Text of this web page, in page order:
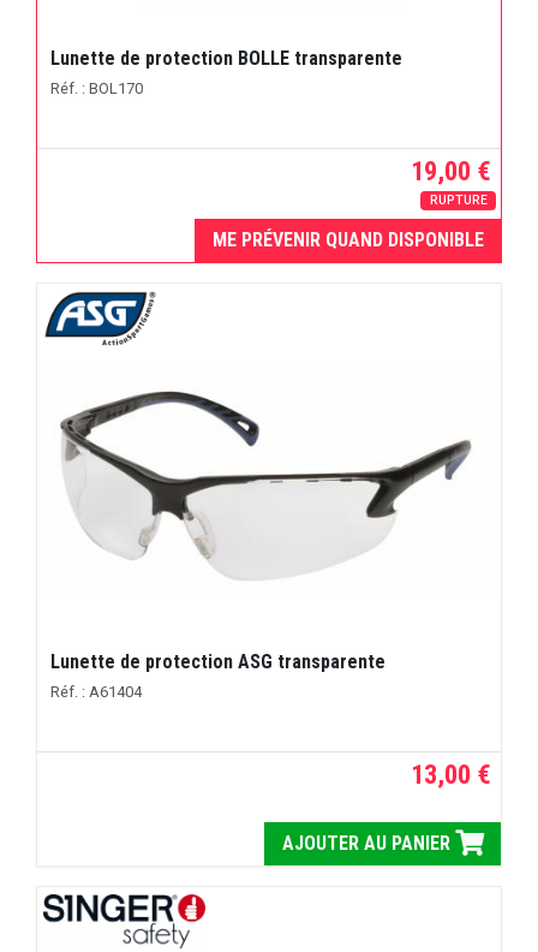
Lunette de protection BOLLE transparente
Réf. : BOL170
19,00 €
RUPTURE
ME PRÉVENIR QUAND DISPONIBLE
Lunette de protection ASG transparente
Réf. : A61404
13,00 €
AJOUTER AU PANIER